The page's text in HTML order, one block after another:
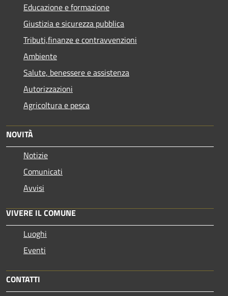
Educazione e formazione
Giustizia e sicurezza pubblica
Tributi,finanze e contravvenzioni
Ambiente
Salute, benessere e assistenza
Autorizzazioni
Agricoltura e pesca
NOVITÀ
Notizie
Comunicati
Avvisi
VIVERE IL COMUNE
Luoghi
Eventi
CONTATTI